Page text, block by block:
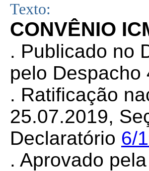
Texto:
CONVÊNIO
. Publicado no
pelo Despacho
. Ratificação
25.07.2019,
Declaratório 6/
. Aprovado